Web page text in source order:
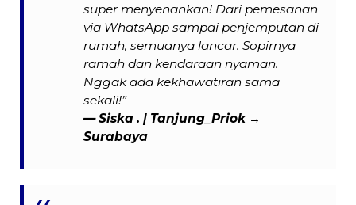
super menyenankan! Dari pemesanan
via WhatsApp sampai penjemputan di
rumah, semuanya lancar. Sopirnya
ramah dan kendaraan nyaman.
Nggak ada kekhawatiran sama
sekali!”
— Siska . | Tanjung_Priok →
Surabaya